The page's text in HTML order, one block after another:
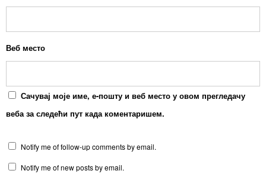
Веб место
Сачувај моје име, е-пошту и веб место у овом прегледачу
веба за следећи пут када коментаришем.
Notify me of follow-up comments by email.
Notify me of new posts by email.